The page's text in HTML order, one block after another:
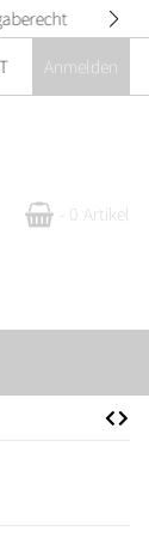
Anmelden
- 0 Artikel